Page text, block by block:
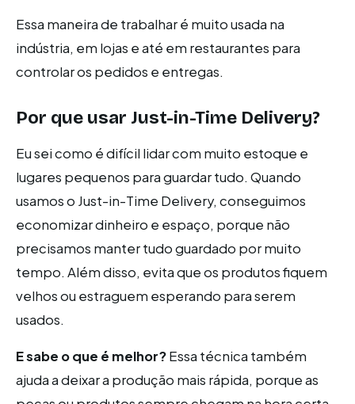
Essa maneira de trabalhar é muito usada na
indústria, em lojas e até em restaurantes para
controlar os pedidos e entregas.
Por que usar Just-in-Time Delivery?
Eu sei como é difícil lidar com muito estoque e
lugares pequenos para guardar tudo. Quando
usamos o Just-in-Time Delivery, conseguimos
economizar dinheiro e espaço, porque não
precisamos manter tudo guardado por muito
tempo. Além disso, evita que os produtos fiquem
velhos ou estraguem esperando para serem
usados.
E sabe o que é melhor?Essa técnica também
ajuda a deixar a produção mais rápida, porque as